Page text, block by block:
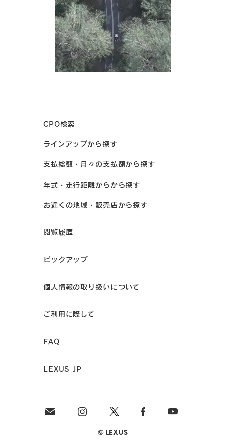
CPO検索
ラインアップから探す
支払総額・月々の支払額から探す
年式・走行距離からから探す
お近くの地域・販売店から探す
閲覧履歴
ピックアップ
個人情報の取り扱いについて
ご利用に際して
FAQ
LEXUS JP
© LEXUS